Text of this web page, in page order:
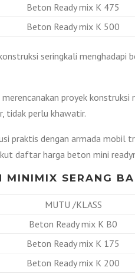
Beton Ready mix K 475
Beton Ready mix K 500
seringkali
merencanakan proyek
tidak perlu khawatir.
praktis dengan armada mobil
daftar harga beton mini
MINIMIX SERANG
MUTU /KLASS
Beton Ready mix K B0
Beton Ready mix K 175
Beton Ready mix K 200